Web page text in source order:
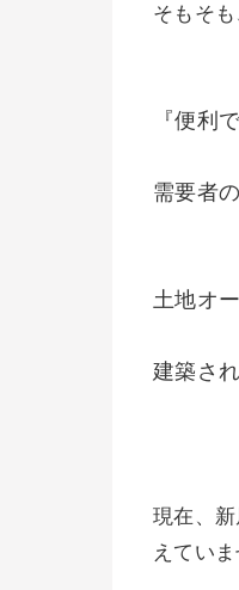
そもそ
『便利
需要者
土地オ
建築さ
現在、
えていま